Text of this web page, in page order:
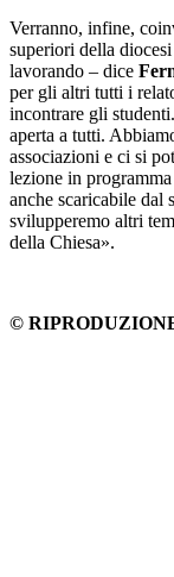
Verranno, infine,
superiori della
lavorando – dice
per gli altri tutti i
incontrare gli
aperta a tutti.
associazioni e ci si
lezione in
anche scaricabile dal
svilupperemo altri
della Chiesa».
©